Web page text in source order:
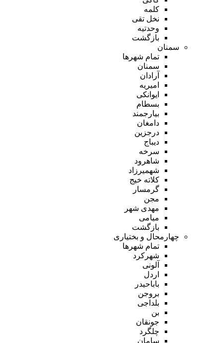
کلمه
نخل تقی
وحدتیه
بازگشت
سمنان
تمام شهر‌ها
سمنان
آرادان
امیریه
ایوانکی
بسطام
بیارجمند
دامغان
درجزین
دیباج
سرخه
شاهرود
شهمیرزاد
کلاته خیج
گرمسار
مجن
مهدی شهر
میامی
بازگشت
چهارمحال و بختیاری
تمام شهر‌ها
شهرکرد
آلونی
اردل
باباحیدر
بروجن
بلداجی
بن
جونقان
چلگرد
سامان